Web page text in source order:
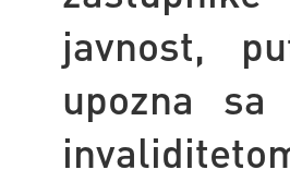
javnost,
upozna